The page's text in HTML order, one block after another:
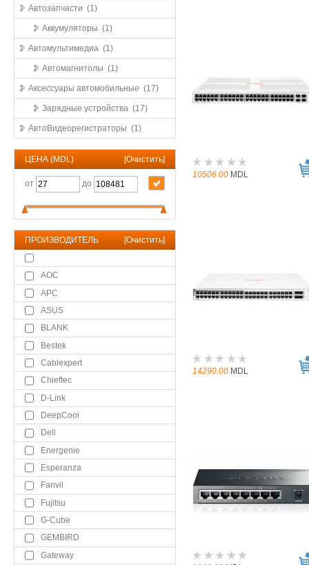
Автозапчасти (1)
Аккумуляторы (1)
Автомультимедиа (1)
Автомагнитолы (1)
Аксессуары автомобильные (17)
Зарядные устройства (17)
АвтоВидеорегистраторы (1)
ЦЕНА (MDL) [Очистить]
от до
ПРОИЗВОДИТЕЛЬ [Очистить]
AOC
APC
ASUS
BLANK
Bestek
Cablexpert
Chieftec
D-Link
DeepCool
Dell
Energenie
Esperanza
Fanvil
Fujitsu
G-Cube
GEMBIRD
Gateway
10506.00 MDL
14290.00 MDL